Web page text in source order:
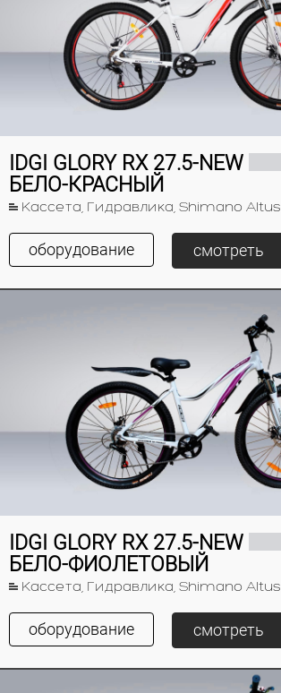
IDGI GLORY RX 27.5-NEW
БЕЛО-КРАСНЫЙ
Кассета, Гидравлика, Shimano Altus
оборудование смотреть
IDGI GLORY RX 27.5-NEW
БЕЛО-ФИОЛЕТОВЫЙ
Кассета, Гидравлика, Shimano Altus
оборудование смотреть